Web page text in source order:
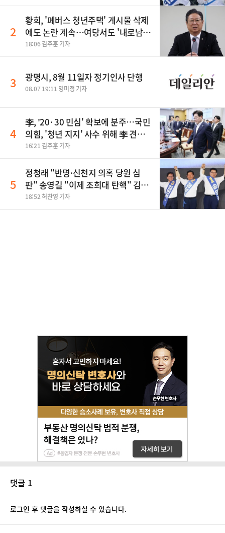
2
황희, '폐버스 청년주택' 게시물 삭제
에도 논란 계속…여당서도 '내로남
불' 비판
18:06 김주훈 기자
3 광명시, 8월 11일자 정기인사 단행
08.07 19:11 명미정 기자
4
李, '20·30 민심' 확보에 분주…국민
의힘, '청년 지지' 사수 위해 李 견제
사활
16:21 김주훈 기자
5
정청래 "반명·신천지 의혹 당원 심
판" 송영길 "이제 조희대 탄핵" 김민
석 "대체불가 민주당"
18:52 허찬영 기자
댓글 1
로그인 후 댓글을 작성하실 수 있습니다.